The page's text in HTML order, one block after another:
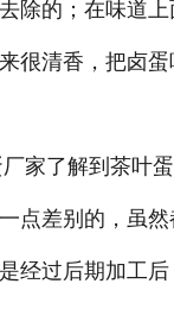
除的；在味道
很清香，把卤
了解到茶叶蛋
点差别的，虽
经过后期加工